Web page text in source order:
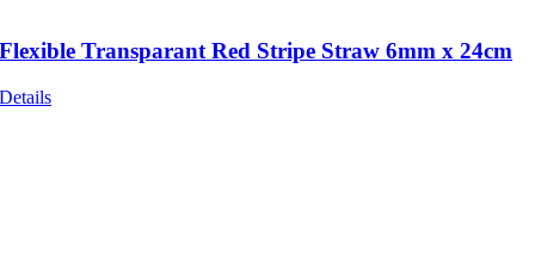
Flexible Transparant Red Stripe Straw 6mm x 24cm
Details